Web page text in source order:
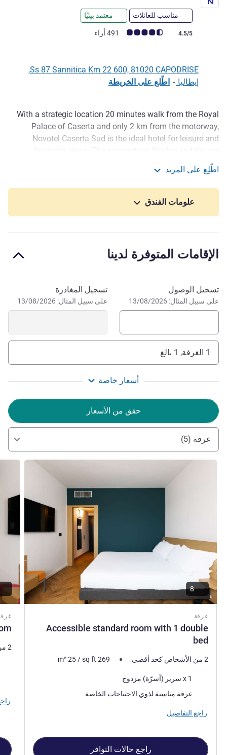
مناسب للعائلات معتمد بيئيًا
ملاحظة أراء العملاء (رأي ALL)
4.5/5 491 أراء
Ss 87 Sannitica Km 22 600, 81020 CAPODRISE,
إيطاليا - اطّلع على الخريطة
الوصف
With a strategic location 20 minutes walk from the Royal
Palace of Caserta and only 2 km from the motorway,
Novotel Caserta Sud is the ideal hotel for leisure and
parking make this hotel a starting point for easily reaching
the main attractions. Its bright spaces and rooms equipped
with all comforts have been designed to offer a great
experience.
Mr. Daniele Garofalo, the director of Novotel Caserta
إدارة الفندق DANIELE GAROFALO
اطّلِع على المزيد
علومات الفندق
الإقامات المتوفرة لدينا
احجز في هذا الفندق
تسجيل الوصول
على سبيل المثال: 13/08/2026
تسجيل المغادرة
على سبيل المثال: 13/08/2026
1 الغرفة, 1 بالغ
أسعار خاصة
حقق من الأسعار
غرفة (5)
غرفة
Accessible standard room with 1 double
bed
راجع التفاصيل
8
2 من الأشخاص كحد أقصى m²25/sq ft 269
فرش السرير
1 x سرير (أسرّة) مزدوج
غرفة مناسبة لذوي الاحتياجات الخاصة
راجع التفاصيل
راجع حالات التوافر
راجع
2 من الأشخاص كحد أقصى